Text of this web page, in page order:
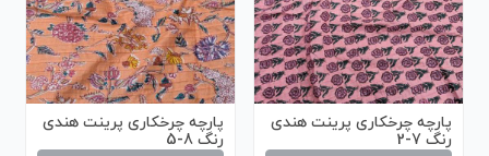
پارچه چرخکاری پرینت هندی
رنگ 7-2
پارچه چرخکاری پرینت هندی
رنگ 8-5